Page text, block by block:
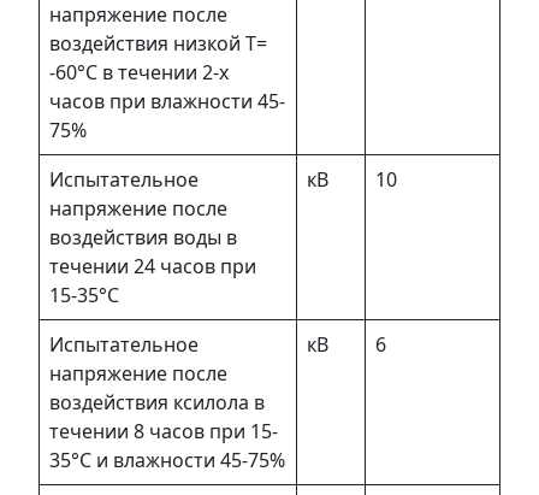
напряжение после
воздействия низкой Т=
-60°С в течении 2-х
часов при влажности 45-
75%
Испытательное
напряжение после
воздействия воды в
течении 24 часов при
15-35°С
кВ 10
Испытательное
напряжение после
воздействия ксилола в
течении 8 часов при 15-
35°С и влажности 45-75%
кВ 6